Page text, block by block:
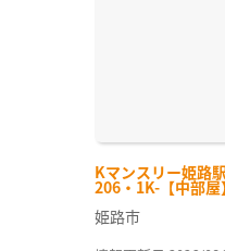
Kマンスリー姫路
206・1K-【中部
姫路市